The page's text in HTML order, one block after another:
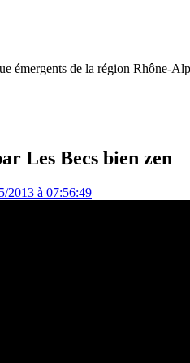
émergents de la région Rhône-
Les Becs bien zen
2013 à 07:56:49